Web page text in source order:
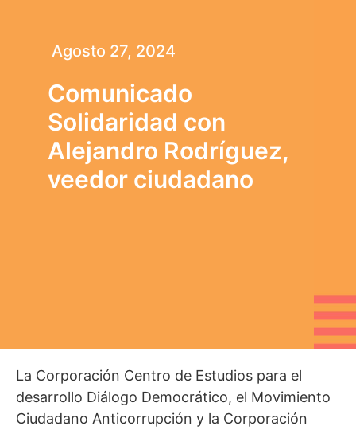
Agosto 27, 2024
Comunicado
Solidaridad con
Alejandro Rodríguez,
veedor ciudadano
La Corporación Centro de Estudios para el
desarrollo Diálogo Democrático, el Movimiento
Ciudadano Anticorrupción y la Corporación